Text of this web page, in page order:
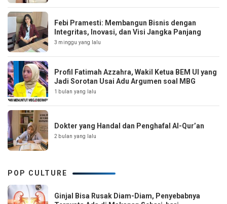
Febi Pramesti: Membangun Bisnis dengan
Integritas, Inovasi, dan Visi Jangka Panjang
3 minggu yang lalu
Profil Fatimah Azzahra, Wakil Ketua BEM UI yang
Jadi Sorotan Usai Adu Argumen soal MBG
1 bulan yang lalu
Dokter yang Handal dan Penghafal Al-Qur’an
2 bulan yang lalu
POP CULTURE
Ginjal Bisa Rusak Diam-Diam, Penyebabnya